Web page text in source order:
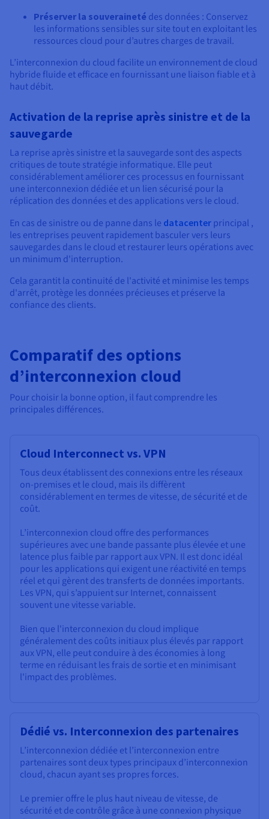
Préserver la souveraineté des données : Conservez
les informations sensibles sur site tout en exploitant les
ressources cloud pour d’autres charges de travail.
L’interconnexion du cloud facilite un environnement de cloud
hybride fluide et efficace en fournissant une liaison fiable et à
haut débit.
Activation de la reprise après sinistre et de la
sauvegarde
La reprise après sinistre et la sauvegarde sont des aspects
critiques de toute stratégie informatique. Elle peut
considérablement améliorer ces processus en fournissant
une interconnexion dédiée et un lien sécurisé pour la
réplication des données et des applications vers le cloud.
En cas de sinistre ou de panne dans le datacenter principal ,
les entreprises peuvent rapidement basculer vers leurs
sauvegardes dans le cloud et restaurer leurs opérations avec
un minimum d'interruption.
Cela garantit la continuité de l'activité et minimise les temps
d'arrêt, protège les données précieuses et préserve la
confiance des clients.
Comparatif des options
d’interconnexion cloud
Pour choisir la bonne option, il faut comprendre les
principales différences.
Cloud Interconnect vs. VPN
Tous deux établissent des connexions entre les réseaux
on-premises et le cloud, mais ils diffèrent
considérablement en termes de vitesse, de sécurité et de
coût.
L’interconnexion cloud offre des performances
supérieures avec une bande passante plus élevée et une
latence plus faible par rapport aux VPN. Il est donc idéal
pour les applications qui exigent une réactivité en temps
réel et qui gèrent des transferts de données importants.
Les VPN, qui s’appuient sur Internet, connaissent
souvent une vitesse variable.
Bien que l'interconnexion du cloud implique
généralement des coûts initiaux plus élevés par rapport
aux VPN, elle peut conduire à des économies à long
terme en réduisant les frais de sortie et en minimisant
l'impact des problèmes.
Dédié vs. Interconnexion des partenaires
L’interconnexion dédiée et l’interconnexion entre
partenaires sont deux types principaux d’interconnexion
cloud, chacun ayant ses propres forces.
Le premier offre le plus haut niveau de vitesse, de
sécurité et de contrôle grâce à une connexion physique